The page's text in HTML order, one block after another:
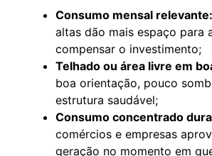
Consumo mensal relevante:
altas dão mais espaço para
compensar o investimento;
Telhado ou área livre em
boa orientação, pouco
estrutura saudável;
Consumo concentrado
comércios e empresas
geração no momento em